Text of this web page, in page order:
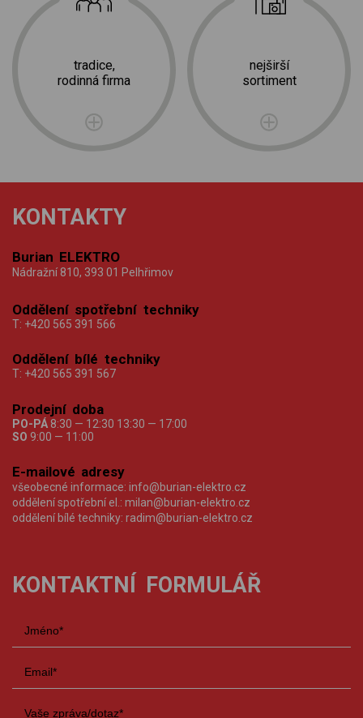
tradice,
rodinná firma
nejširší
sortiment
KONTAKTY
Burian ELEKTRO
Nádražní 810, 393 01 Pelhřimov
Oddělení spotřební techniky
T: +420 565 391 566
Oddělení bílé techniky
T: +420 565 391 567
Prodejní doba
PO-PÁ 8:30 — 12:30 13:30 — 17:00
SO 9:00 — 11:00
E-mailové adresy
všeobecné informace: info@burian-elektro.cz
oddělení spotřební el.: milan@burian-elektro.cz
oddělení bílé techniky: radim@burian-elektro.cz
KONTAKTNÍ FORMULÁŘ